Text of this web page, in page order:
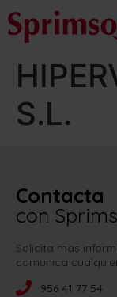
S.L.
Contacta
con
Solicita más
comunica
956 41 77 54